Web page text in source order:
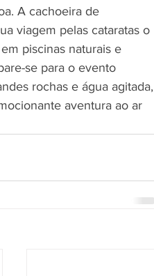
A cachoeira de
viagem pelas cataratas o
piscinas naturais e
se para o evento
rochas e água agitada,
aventura ao ar